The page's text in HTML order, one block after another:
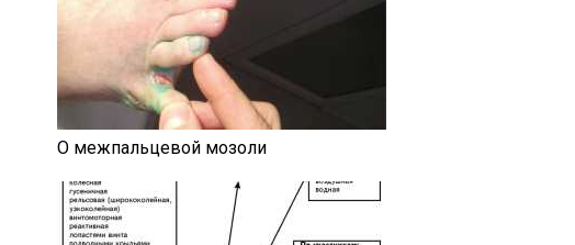
О межпальцевой мозоли